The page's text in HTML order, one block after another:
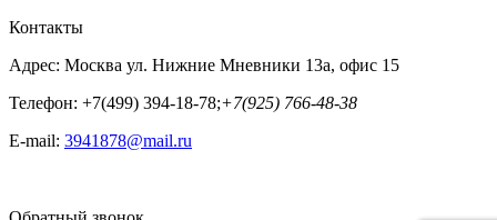
Контакты
Адрес: Москва ул. Нижние Мневники 13а, офис 15
Телефон: +7(499) 394-18-78;+7(925) 766-48-38
E-mail: 3941878@mail.ru